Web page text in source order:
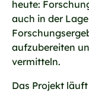
heute:
auch in der
aufzubereiten
vermitteln.
Das Projekt